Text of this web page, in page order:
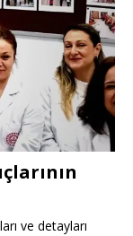
ve detayları